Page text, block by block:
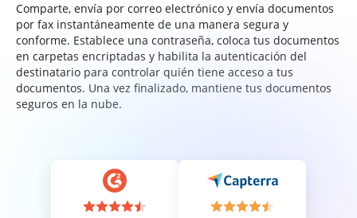
Comparte, envía por correo electrónico y envía documentos
por fax instantáneamente de una manera segura y
conforme. Establece una contraseña, coloca tus documentos
en carpetas encriptadas y habilita la autenticación del
destinatario para controlar quién tiene acceso a tus
documentos. Una vez finalizado, mantiene tus documentos
seguros en la nube.